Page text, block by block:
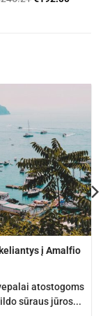
į Amalfio
atostogoms
sūraus jūros...